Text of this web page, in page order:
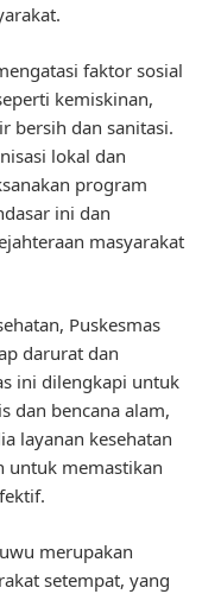
faktor sosial
kemiskinan,
bersih dan sanitasi.
lokal dan
program
ini dan
masyarakat
Puskesmas
darurat dan
ini dilengkapi untuk
dan bencana alam,
layanan kesehatan
untuk memastikan
merupakan
setempat, yang